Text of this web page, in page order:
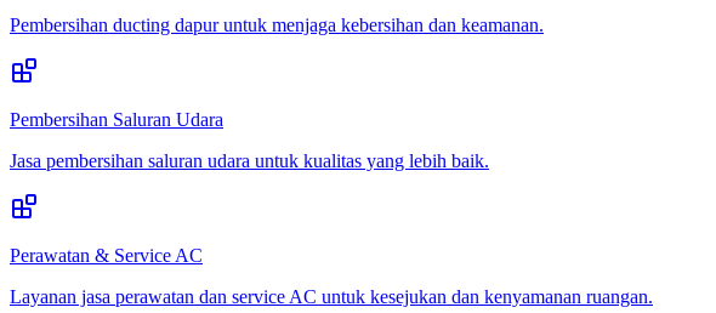
Pembersihan ducting dapur untuk menjaga kebersihan dan keamanan.
Pembersihan Saluran Udara
Jasa pembersihan saluran udara untuk kualitas yang lebih baik.
Perawatan & Service AC
Layanan jasa perawatan dan service AC untuk kesejukan dan kenyamanan ruangan.